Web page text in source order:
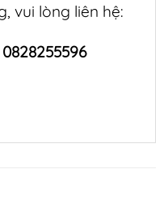
vui lòng liên hệ: